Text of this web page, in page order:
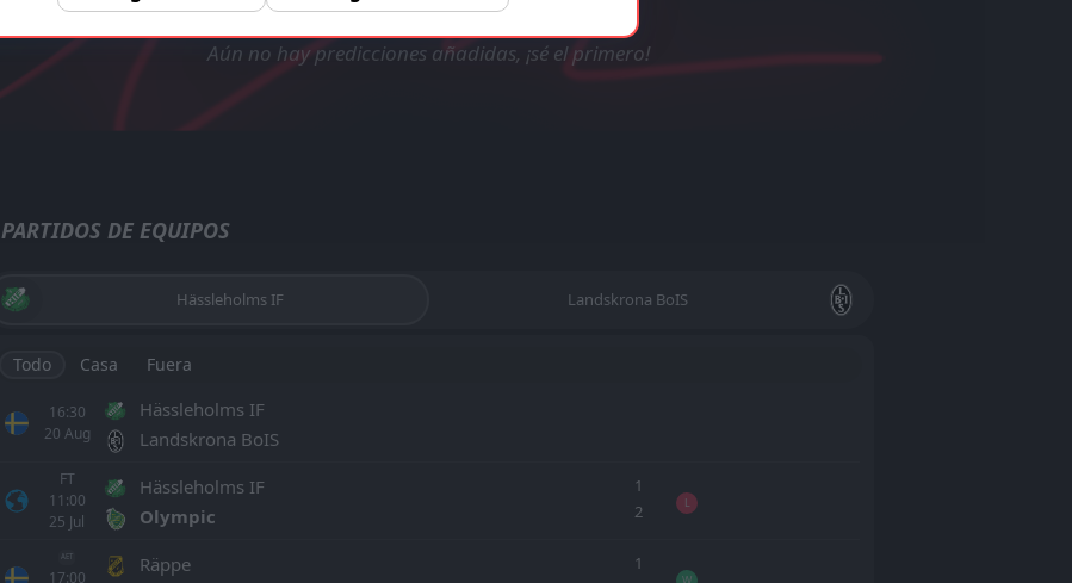
Aún no hay predicciones añadidas, ¡sé el primero!
PARTIDOS DE EQUIPOS
Hässleholms IF Landskrona BoIS
Todo Casa Fuera
16:30
20 Aug
Hässleholms IF
Landskrona BoIS
FT
11:00
25 Jul
Hässleholms IF
Olympic
1
2
L
AET
17:00
Räppe
1